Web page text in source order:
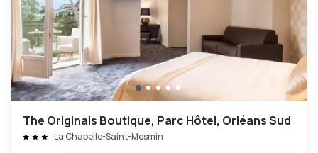
The Originals Boutique, Parc Hôtel, Orléans Sud
La Chapelle-Saint-Mesmin